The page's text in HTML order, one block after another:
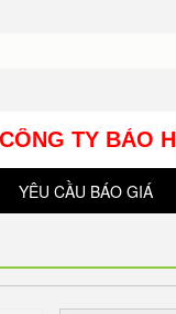
TY BẢO
YÊU CẦU BÁO GIÁ